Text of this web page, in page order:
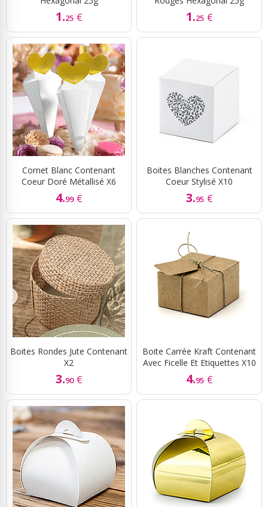
1.25 € 1.25 €
Cornet Blanc Contenant
Coeur Doré Métallisé X6
4.99 €
Boites Blanches Contenant
Coeur Stylisé X10
3.95 €
Boites Rondes Jute Contenant
X2
3.90 €
Boite Carrée Kraft Contenant
Avec Ficelle Et Etiquettes X10
4.95 €